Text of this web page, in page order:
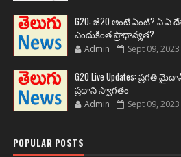
G20: జీ20 అంటే ఏంటి? ఏ ఏ
ఎందుకింత ప్రాధాన్యత?
Admin Sept 09, 2023
G20 Live Updates:
ప్రధాని స్వాగతం
Admin Sept 09, 2023
POPULAR POSTS